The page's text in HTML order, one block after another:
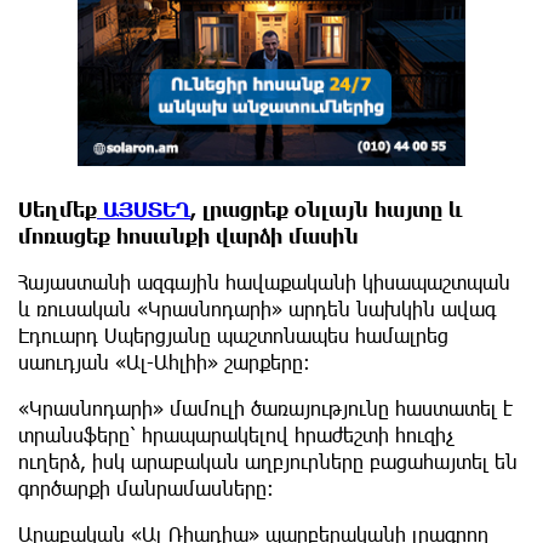
Սեղմեք ԱՅՍՏԵՂ, լրացրեք օնլայն հայտը և
մոռացեք հոսանքի վարձի մասին
Հայաստանի ազգային հավաքականի կիսապաշտպան
և ռուսական «Կրասնոդարի» արդեն նախկին ավագ
Էդուարդ Սպերցյանը պաշտոնապես համալրեց
սաուդյան «Ալ-Ահլիի» շարքերը։
«Կրասնոդարի» մամուլի ծառայությունը հաստատել է
տրանսֆերը՝ հրապարակելով հրաժեշտի հուզիչ
ուղերձ, իսկ արաբական աղբյուրները բացահայտել են
գործարքի մանրամասները։
​Արաբական «Ալ Ռիադիա» պարբերականի լրագրող